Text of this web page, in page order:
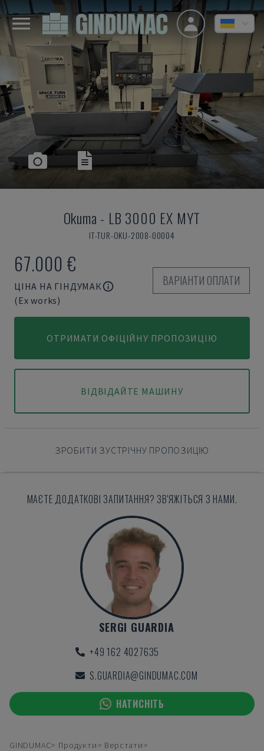
Okuma - LB 3000 EX MYT
IT-TUR-OKU-2008-00004
67.000 €
ЦІНА НА ГІНДУМАК
(Ex works)
ВАРІАНТИ ОПЛАТИ
ОТРИМАТИ ОФІЦІЙНУ ПРОПОЗИЦІЮ
ВІДВІДАЙТЕ МАШИНУ
ЗРОБИТИ ЗУСТРІЧНУ ПРОПОЗИЦІЮ
МАЄТЕ ДОДАТКОВІ ЗАПИТАННЯ? ЗВ'ЯЖІТЬСЯ З НАМИ.
SERGI GUARDIA
+49 162 4027635
S.GUARDIA@GINDUMAC.COM
НАТИСНІТЬ
GINDUMAC Продукти
Верстати